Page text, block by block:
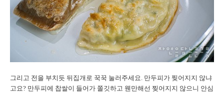
그리고 전을 부치듯 뒤집개로 꾹꾹 눌러주세요. 만두피가 찢어지지 않냐
고요? 만두피에 찹쌀이 들어가 쫄깃하고 웬만해선 찢어지지 않으니 안심